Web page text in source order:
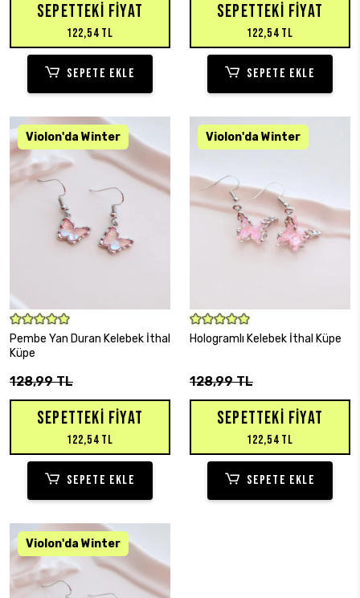
SEPETTEKI FIYAT
122,54 TL
SEPETE EKLE
SEPETTEKI FIYAT
122,54 TL
SEPETE EKLE
SEPETE EKLE
Pembe Yan Duran Kelebek İthal
Küpe
128,99 TL
SEPETTEKI FIYAT
122,54 TL
SEPETE EKLE
SEPETE EKLE
Hologramlı Kelebek İthal Küpe
128,99 TL
SEPETTEKI FIYAT
122,54 TL
SEPETE EKLE